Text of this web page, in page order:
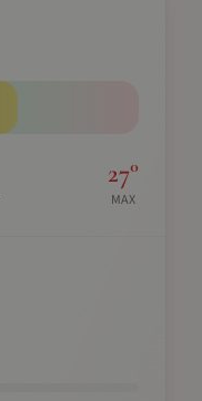
27°
MAX